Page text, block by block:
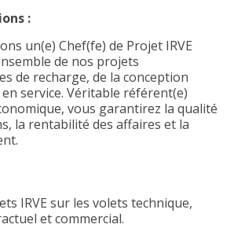
:
un(e) Chef(fe) de Projet IRVE
de nos projets
de recharge, de la conception
service. Véritable référent(e)
vous garantirez la qualité
la rentabilité des affaires et la
IRVE sur les volets technique,
et commercial.